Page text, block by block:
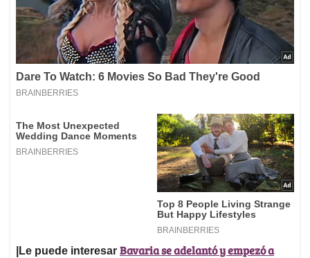
|Le puede interesar Bavaria se adelantó y empezó a